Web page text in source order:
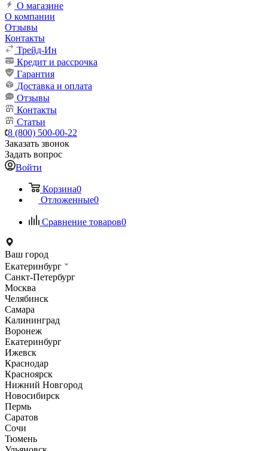
О магазине
О компании
Отзывы
Контакты
Трейд-Ин
Кредит и рассрочка
Гарантия
Доставка и оплата
Отзывы
Контакты
Статьи
8 (800) 500-00-22
Заказать звонок
Задать вопрос
Войти
Корзина0
Отложенные0
Сравнение товаров0
Ваш город
Екатеринбург
Санкт-Петербург
Москва
Челябинск
Самара
Калининград
Воронеж
Екатеринбург
Ижевск
Краснодар
Красноярск
Нижний Новгород
Новосибирск
Пермь
Саратов
Сочи
Тюмень